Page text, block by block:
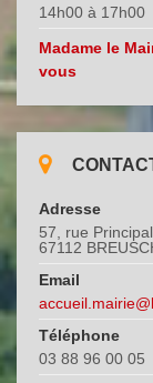
14h00 à 17h00
Madame le
vous
Adresse
57, rue
67112
Email
Téléphone
03 88 96 00 05